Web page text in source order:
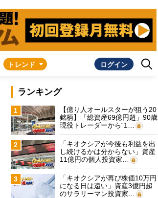
トレンド ログイン
ランキング
1
【億り人オールスターが狙う20
銘柄】「総資産69億円超」90歳
現役トレーダーから“1…
2
「キオクシアが今後も利益を出
し続けるかは分からない」資産
11億円の個人投資家…
3
「キオクシアが再び株価10万円
になる日は遠い」資産3億円超
のサラリーマン投資家…